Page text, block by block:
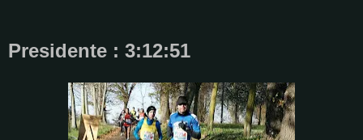
Presidente : 3:12:51